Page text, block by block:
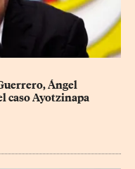
Ángel
caso Ayotzinapa